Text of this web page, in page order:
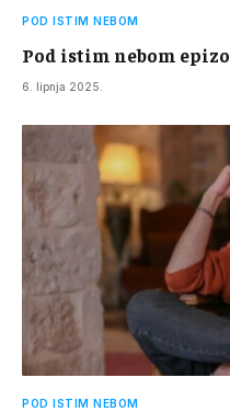
POD ISTIM NEBOM
Pod istim nebom
6. lipnja 2025.
POD ISTIM NEBOM